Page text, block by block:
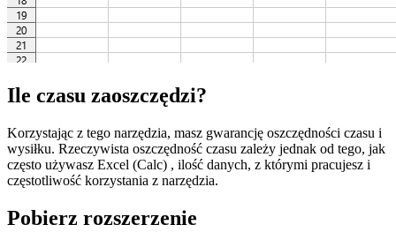
Ile czasu zaoszczędzi?
Korzystając z tego narzędzia, masz gwarancję oszczędności czasu i
wysiłku. Rzeczywista oszczędność czasu zależy jednak od tego, jak
często używasz Excel (Calc) , ilość danych, z którymi pracujesz i
częstotliwość korzystania z narzędzia.
Pobierz rozszerzenie